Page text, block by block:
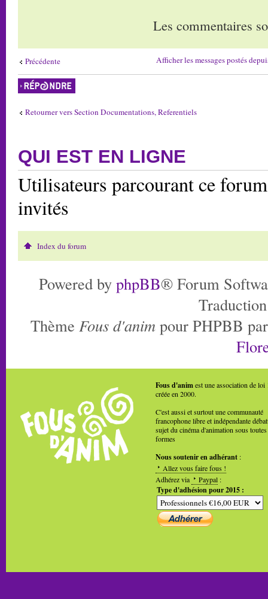
Les commentaires
Précédente Afficher les messages postés
Répondre
Retourner vers Section Documentations, Referentiels
QUI EST EN LIGNE
Utilisateurs parcourant ce
invités
Index du forum
Powered by phpBB® Forum
Thème Fous d'anim pour PHPBB
Fous d'animest une association de loi
créée en 2000.
C'est aussi et surtout une communauté
francophone libre et indépendante
sujet du cinéma d'animation sous toutes
formes
Nous soutenir en adhérant :
Allez vous faire fous !
Adhérez via
Paypal :
Type d'adhésion pour 2015 :